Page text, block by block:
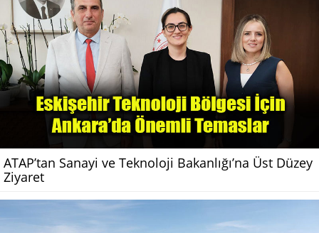
ATAP’tan Sanayi ve Teknoloji Bakanlığı’na Üst Düzey
Ziyaret